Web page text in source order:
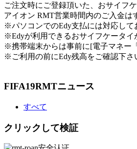
ご注文時にご登録頂いた、おサイフ
アイオン RMT営業時間内のご入金は
※パソコンでのEdy支払には対応して
※Edyが利用できるおサイフケータイ
※携帯端末からは事前に[電子マネー
※ご利用の前にEdy残高をご確認下さ
FIFA19RMTニュース
すべて
クリックして検証